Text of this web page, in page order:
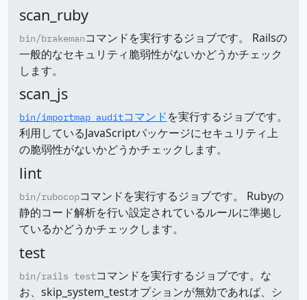
scan_ruby
bin/brakemanコマンドを実行するジョブです。 Railsの
一般的なセキュリティ脆弱性がないかどうかチェック
します。
scan_js
bin/importmap auditコマンドを実行するジョブです。
利用しているJavaScriptパッケージにセキュリティ上
の脆弱性がないかどうかチェックします。
lint
bin/rubocopコマンドを実行するジョブです。 Rubyの
静的コード解析を行い設定されているルールに準拠し
ているかどうかチェックします。
test
bin/rails testコマンドを実行するジョブです。な
お、skip_system_testオプションが無効であれば、シ